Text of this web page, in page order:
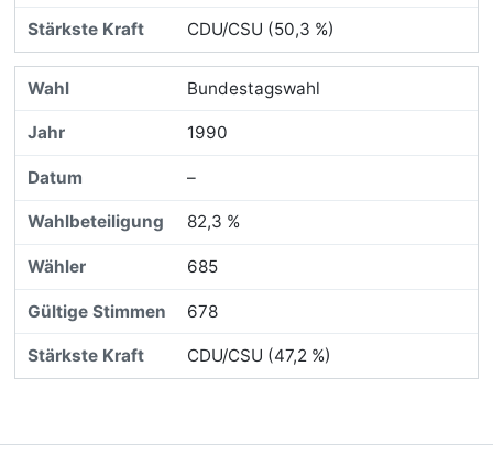
CDU/CSU (50,3 %)
Bundestagswahl
1990
–
82,3 %
685
678
CDU/CSU (47,2 %)